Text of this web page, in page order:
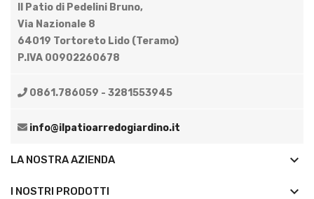
Il Patio di Pedelini Bruno,
Via Nazionale 8
64019 Tortoreto Lido (Teramo)
P.IVA 00902260678
0861.786059 - 3281553945
info@ilpatioarredogiardino.it
LA NOSTRA AZIENDA keyboard_arrow_down
I NOSTRI PRODOTTI keyboard_arrow_down